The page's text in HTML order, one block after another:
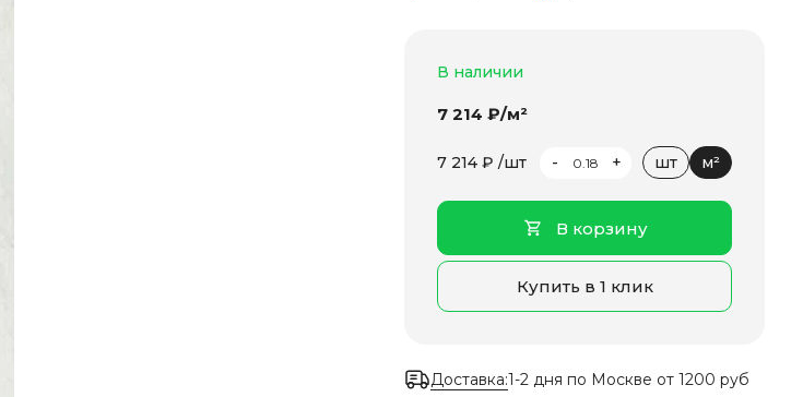
В наличии
7 214 ₽/м²
7 214 ₽ /шт - + шт м²
В корзину
Купить в 1 клик
Доставка:1-2 дня по Москве от 1200 руб